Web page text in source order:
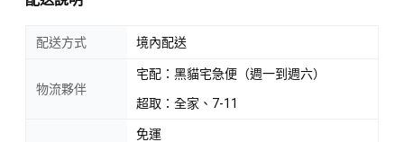
配送方式 境內配送
物流夥伴
宅配：黑貓宅急便（週一到週六）
超取：全家、7-11
免運